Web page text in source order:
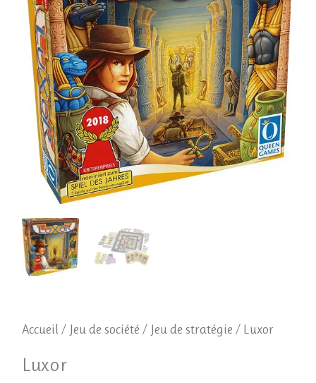
Accueil / Jeu de société / Jeu de stratégie / Luxor
Luxor